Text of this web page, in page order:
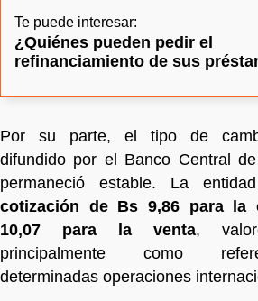
Te puede interesar:
¿Quiénes pueden pedir el
refinanciamiento de sus
Por su parte, el tipo de
difundido por el Banco Central
permaneció estable. La
cotización de Bs 9,86 para la
10,07 para la venta,
principalmente como
determinadas operaciones